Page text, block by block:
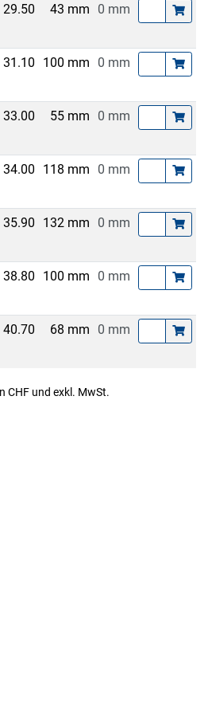
29.50 43 mm 0 mm
31.10 100 mm 0 mm
33.00 55 mm 0 mm
34.00 118 mm 0 mm
35.90 132 mm 0 mm
38.80 100 mm 0 mm
40.70 68 mm 0 mm
CHF und exkl. MwSt.